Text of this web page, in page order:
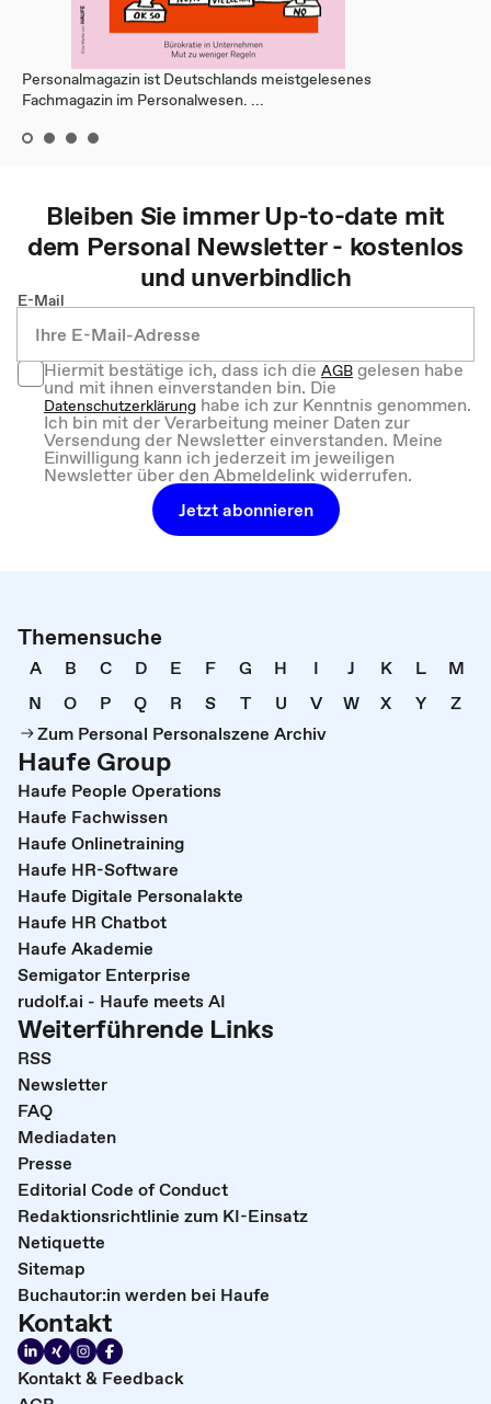
Personalmagazin ist Deutschlands meistgelesenes
Fachmagazin im Personalwesen. ...
Bleiben Sie immer Up-to-date mit
dem Personal Newsletter - kostenlos
und unverbindlich
E-Mail
Hiermit bestätige ich, dass ich dieAGBgelesen habe
und mit ihnen einverstanden bin. Die
Datenschutzerklärung habe ich zur Kenntnis genommen.
Ich bin mit der Verarbeitung meiner Daten zur
Versendung der Newsletter einverstanden. Meine
Einwilligung kann ich jederzeit im jeweiligen
Newsletter über den Abmeldelink widerrufen.
Jetzt abonnieren
Themensuche
A B C D E F G H I J K L
M
N
O P Q R S T U V W X Y
Z
Zum Personal Personalszene Archiv
Haufe Group
Haufe People Operations
Haufe Fachwissen
Haufe Onlinetraining
Haufe HR-Software
Haufe Digitale Personalakte
Haufe HR Chatbot
Haufe Akademie
Semigator Enterprise
rudolf.ai - Haufe meets AI
Weiterführende Links
RSS
Newsletter
FAQ
Mediadaten
Presse
Editorial Code of Conduct
Redaktionsrichtlinie zum KI-Einsatz
Netiquette
Sitemap
Buchautor:in werden bei Haufe
Kontakt
Kontakt & Feedback